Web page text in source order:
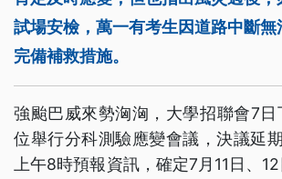
試場安檢，萬一有考生因道路中斷
完備補救措施。
強颱巴威來勢洶洶，大學招聯會7
位舉行分科測驗應變會議，決議延
上午8時預報資訊，確定7月11日、